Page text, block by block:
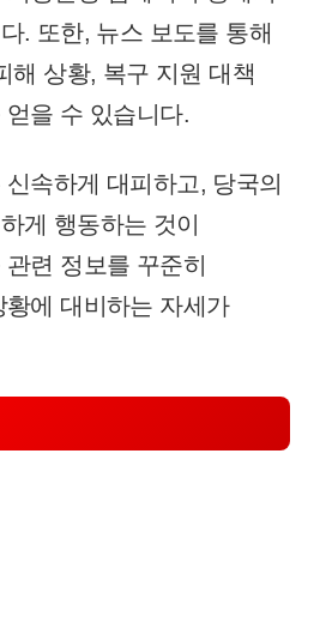
. 또한, 뉴스 보도를 통해
해 상황, 복구 지원 대책
을 수 있습니다.
속하게 대피하고, 당국의
게 행동하는 것이
련 정보를 꾸준히
에 대비하는 자세가